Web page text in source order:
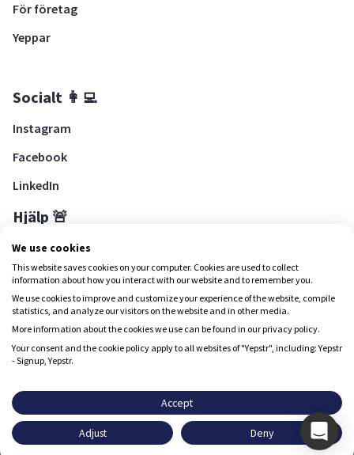
För företag
Yeppar
Socialt 👩‍💻
Instagram
Facebook
LinkedIn
Hjälp 🚨
Hjälpcenter
Ladda ned Yepstr
Ladda ned Yepstr
Yepstr AB • Org. 556997-9817 • Skeppsbron 28, 111 30
Stockholm
upplevelse.
We use cookies
This website saves cookies on your computer. Cookies are used to collect
information about how you interact with our website and to remember you.
We use cookies to improve and customize your experience of the website, compile
statistics, and analyze our visitors on the website and in other media.
More information about the cookies we use can be found in our privacy policy.
Your consent and the cookie policy apply to all websites of "Yepstr", including: Yepstr
- Signup, Yepstr.
Accept
Adjust Deny